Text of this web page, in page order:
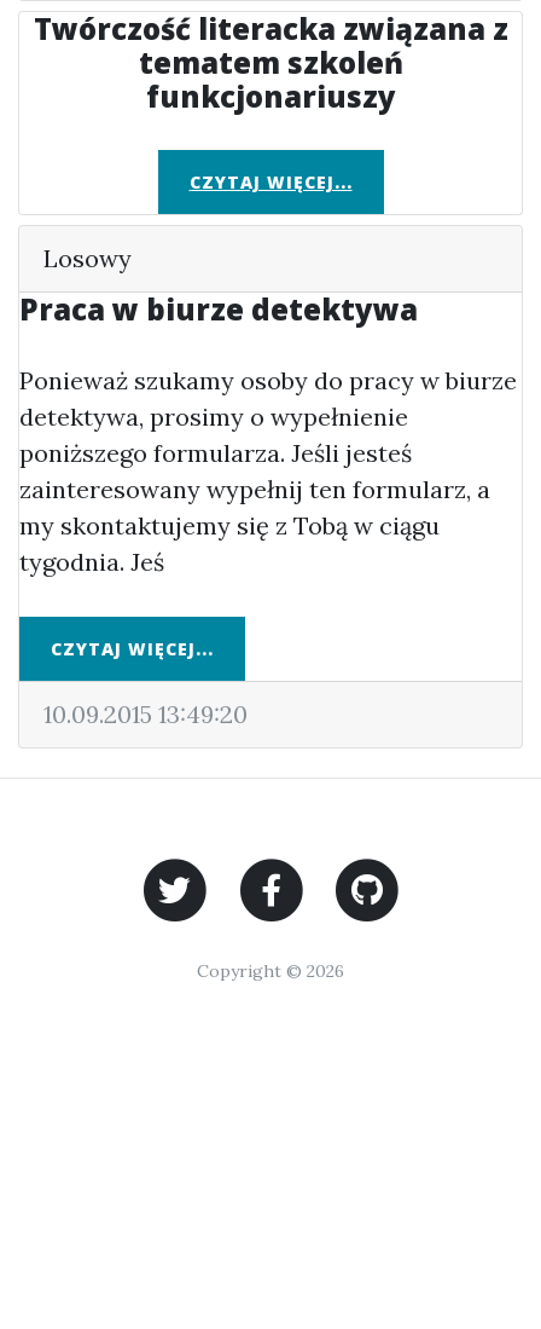
Twórczość literacka związana z
tematem szkoleń
funkcjonariuszy
CZYTAJ WIĘCEJ...
Losowy
Praca w biurze detektywa
Ponieważ szukamy osoby do pracy w biurze
detektywa, prosimy o wypełnienie
poniższego formularza. Jeśli jesteś
zainteresowany wypełnij ten formularz, a
my skontaktujemy się z Tobą w ciągu
tygodnia. Jeś
CZYTAJ WIĘCEJ...
10.09.2015 13:49:20
Copyright © 2026